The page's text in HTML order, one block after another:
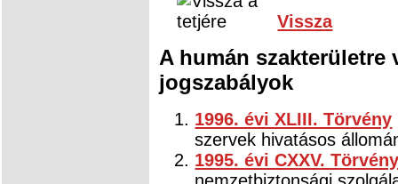
Vissza
A humán szakterületre
jogszabályok
1996. évi XLIII. Törvény
szervek hivatásos
1995. évi CXXV.